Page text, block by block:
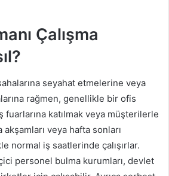
Çalışma
seyahat etmelerine veya
rağmen, genellikle bir ofis
fuarlarına katılmak veya müşterilerle
veya hafta sonları
normal iş saatlerinde çalışırlar.
personel bulma kurumları, devlet